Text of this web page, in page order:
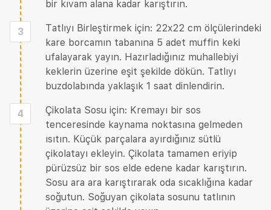
bir kıvam alana kadar karıştırın.
3
Tatlıyı Birleştirmek için: 22x22 cm ölçülerindeki
kare borcamın tabanına 5 adet muffin keki
ufalayarak yayın. Hazırladığınız muhallebiyi
keklerin üzerine eşit şekilde dökün. Tatlıyı
buzdolabında yaklaşık 1 saat dinlendirin.
4
Çikolata Sosu için: Kremayı bir sos
tenceresinde kaynama noktasına gelmeden
ısıtın. Küçük parçalara ayırdığınız sütlü
çikolatayı ekleyin. Çikolata tamamen eriyip
pürüzsüz bir sos elde edene kadar karıştırın.
Sosu ara ara karıştırarak oda sıcaklığına kadar
soğutun. Soğuyan çikolata sosunu tatlının